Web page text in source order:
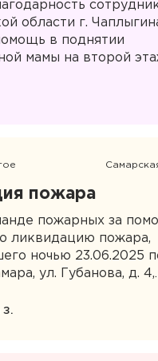
области г.
в поднятии
мамы на второй
нет никаких
тяжёлых
подняли
труд! Пусть
пожара
пожарных за
ликвидацию пожара,
ночью 23.06.2025
ул. Губанова, д. 4,
и профессионализм!
З.